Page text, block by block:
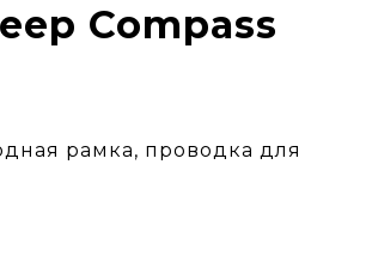
Compass
рамка, проводка для